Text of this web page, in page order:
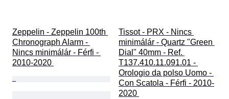
Zeppelin - Zeppelin 100th
Chronograph Alarm -
Nincs minimálár - Férfi -
2010-2020
Tissot - PRX - Nincs
minimálár - Quartz "Green
Dial" 40mm - Ref.
T137.410.11.091.01 -
Orologio da polso Uomo -
Con Scatola - Férfi - 2010-
2020